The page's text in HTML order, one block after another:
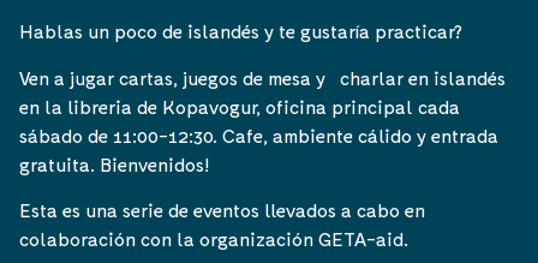
Hablas un poco de islandés y te gustaría practicar?
Ven a jugar cartas, juegos de mesa y charlar en islandés
en la libreria de Kopavogur, oficina principal cada
sábado de 11:00-12:30. Cafe, ambiente cálido y entrada
gratuita. Bienvenidos!
Esta es una serie de eventos llevados a cabo en
colaboración con la organización GETA-aid.